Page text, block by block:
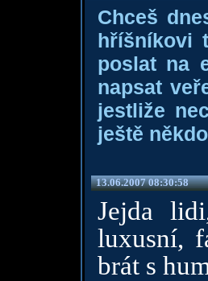
Chceš
hříšníkovi
poslat na
napsat
jestliže
ještě
13.06.2007 08:30:58
Jejda
luxusní,
brát s